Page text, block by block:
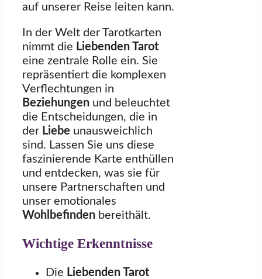
auf unserer Reise leiten kann.
In der Welt der Tarotkarten
nimmt die Liebenden Tarot
eine zentrale Rolle ein. Sie
repräsentiert die komplexen
Verflechtungen in
Beziehungen und beleuchtet
die Entscheidungen, die in
der Liebe unausweichlich
sind. Lassen Sie uns diese
faszinierende Karte enthüllen
und entdecken, was sie für
unsere Partnerschaften und
unser emotionales
Wohlbefinden bereithält.
Wichtige Erkenntnisse
Die Liebenden Tarot